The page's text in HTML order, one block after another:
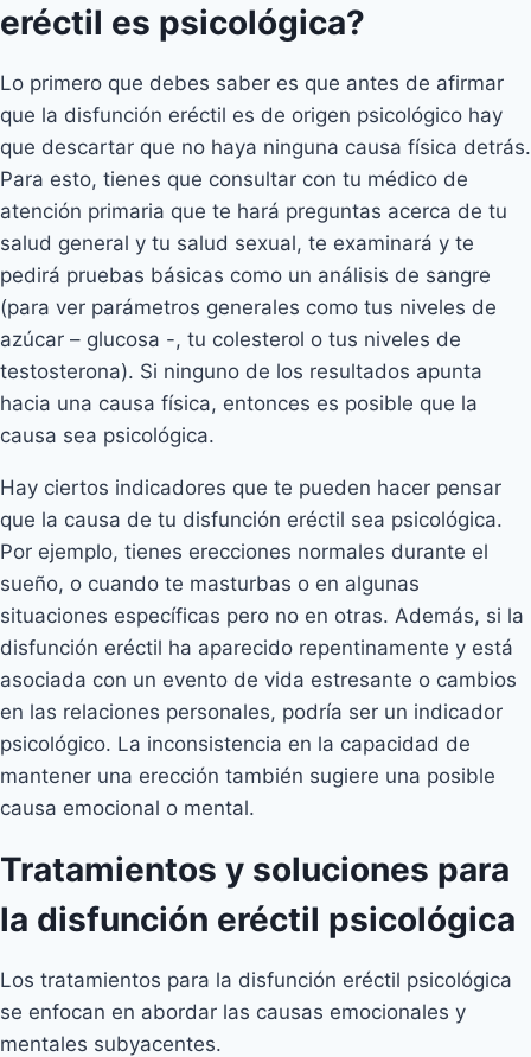
eréctil es psicológica?
Lo primero que debes saber es que antes de afirmar
que la disfunción eréctil es de origen psicológico hay
que descartar que no haya ninguna causa física detrás.
Para esto, tienes que consultar con tu médico de
atención primaria que te hará preguntas acerca de tu
salud general y tu salud sexual, te examinará y te
pedirá pruebas básicas como un análisis de sangre
(para ver parámetros generales como tus niveles de
azúcar – glucosa -, tu colesterol o tus niveles de
testosterona). Si ninguno de los resultados apunta
hacia una causa física, entonces es posible que la
causa sea psicológica.
Hay ciertos indicadores que te pueden hacer pensar
que la causa de tu disfunción eréctil sea psicológica.
Por ejemplo, tienes erecciones normales durante el
sueño, o cuando te masturbas o en algunas
situaciones específicas pero no en otras. Además, si la
disfunción eréctil ha aparecido repentinamente y está
asociada con un evento de vida estresante o cambios
en las relaciones personales, podría ser un indicador
psicológico. La inconsistencia en la capacidad de
mantener una erección también sugiere una posible
causa emocional o mental.
Tratamientos y soluciones para
la disfunción eréctil psicológica
Los tratamientos para la disfunción eréctil psicológica
se enfocan en abordar las causas emocionales y
mentales subyacentes.